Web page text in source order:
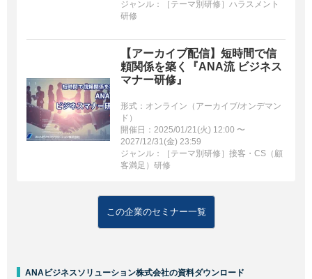
ジャンル：［テーマ別研修］ハラスメント
研修
【アーカイブ配信】短時間で信
頼関係を築く『ANA流 ビジネス
マナー研修』
形式：オンライン（アーカイブ/オンデマン
ド）
開催日：2025/01/21(火) 12:00 〜
2027/12/31(金) 23:59
ジャンル：［テーマ別研修］接客・CS（顧
客満足）研修
この企業のセミナー一覧
ANAビジネスソリューション株式会社の資料ダウンロード